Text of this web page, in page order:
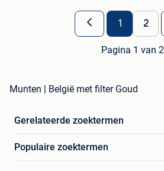
1 2
Pagina 1 van 2
Munten | België met filter Goud
Gerelateerde zoektermen
Populaire zoektermen